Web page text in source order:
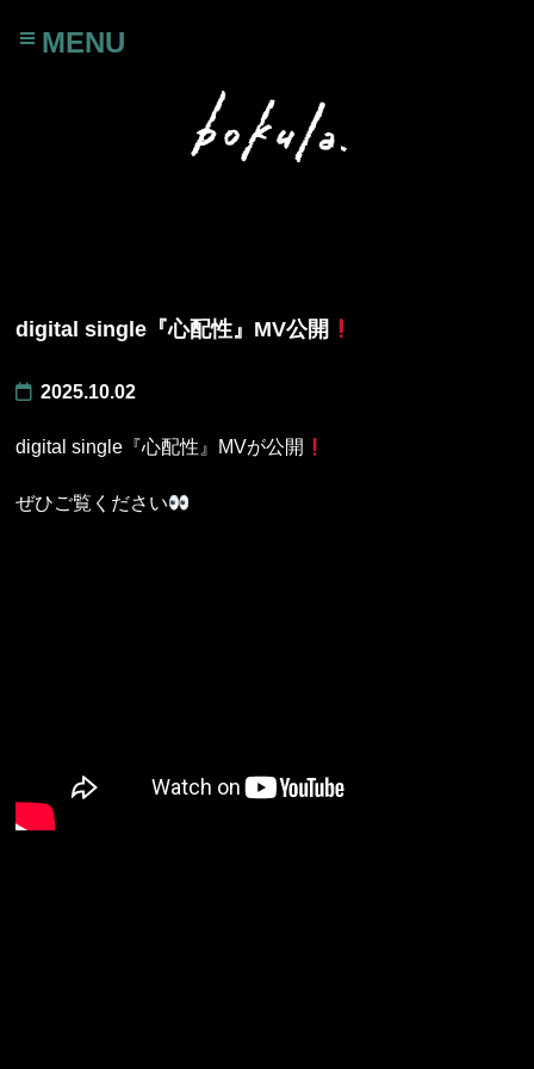
MENU
digital single『心配性』MV公開
2025.10.02
digital single『心配性』MVが公開
ぜひご覧ください